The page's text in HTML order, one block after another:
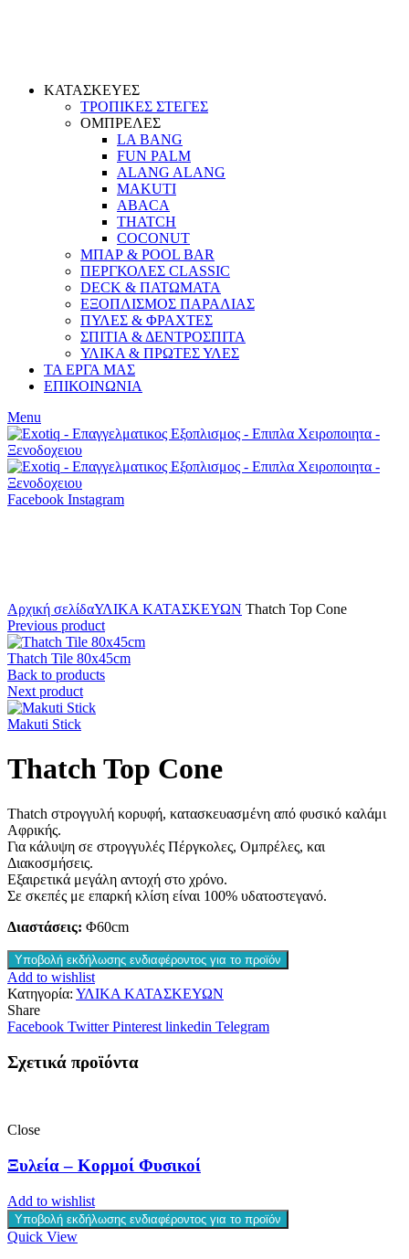
ΚΑΤΑΣΚΕΥΕΣ
ΤΡΟΠΙΚΕΣ ΣΤΕΓΕΣ
ΟΜΠΡΕΛΕΣ
LA BANG
FUN PALM
ALANG ALANG
MAKUTI
ABACA
THATCH
COCONUT
ΜΠΑΡ & POOL BAR
ΠΕΡΓΚΟΛΕΣ CLASSIC
DECK & ΠΑΤΩΜΑΤΑ
ΕΞΟΠΛΙΣΜΟΣ ΠΑΡΑΛΙΑΣ
ΠΥΛΕΣ & ΦΡΑΧΤΕΣ
ΣΠΙΤΙΑ & ΔΕΝΤΡΟΣΠΙΤΑ
ΥΛΙΚΑ & ΠΡΩΤΕΣ ΥΛΕΣ
ΤΑ ΕΡΓΑ ΜΑΣ
ΕΠΙΚΟΙΝΩΝΙΑ
Menu
Facebook Instagram
Αρχική σελίδαΥΛΙΚΑ ΚΑΤΑΣΚΕΥΩΝ Thatch Top Cone
Previous product
Thatch Tile 80x45cm
Back to products
Next product
Makuti Stick
Thatch Top Cone
Thatch στρογγυλή κορυφή, κατασκευασμένη από φυσικό καλάμι
Αφρικής.
Για κάλυψη σε στρογγυλές Πέργκολες, Ομπρέλες, και
Διακοσμήσεις.
Εξαιρετικά μεγάλη αντοχή στο χρόνο.
Σε σκεπές με επαρκή κλίση είναι 100% υδατοστεγανό.
Διαστάσεις: Φ60cm
Υποβολή εκδήλωσης ενδιαφέροντος για το προϊόν
Add to wishlist
Κατηγορία: ΥΛΙΚΑ ΚΑΤΑΣΚΕΥΩΝ
Share
Facebook Twitter Pinterest linkedin Telegram
Σχετικά προϊόντα
Close
Ξυλεία – Κορμοί Φυσικοί
Add to wishlist
Υποβολή εκδήλωσης ενδιαφέροντος για το προϊόν
Quick View